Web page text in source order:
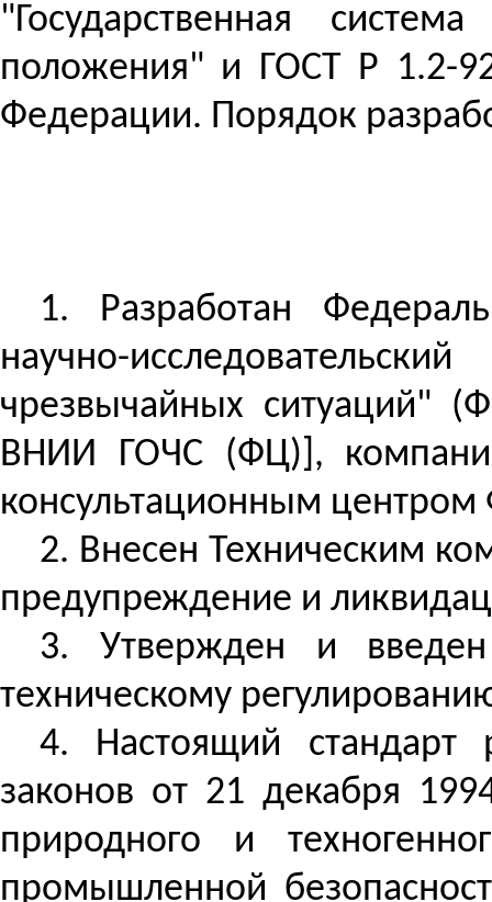
"Государственная
положения" и ГОСТ Р 1.2-
Федерации. Порядок
1. Разработан
научно-
чрезвычайных ситуаций"
ВНИИ ГОЧС (ФЦ)],
консультационным
2. Внесен Техническим
предупреждение и
3. Утвержден и введен
техническому
4. Настоящий стандарт
законов от 21 декабря
природного и
промышленной